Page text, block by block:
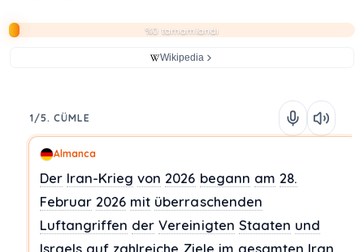
%0 tamamlandı
Wikipedia
1/5. CÜMLE
Almanca
Der Iran-Krieg von 2026 begann am 28.
Februar 2026 mit überraschenden
Luftangriffen der Vereinigten Staaten und
Israels auf zahlreiche Ziele im gesamten Iran.